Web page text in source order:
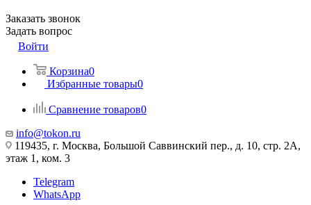
Заказать звонок
Задать вопрос
Войти
Корзина0
Избранные товары0
Сравнение товаров0
info@tokon.ru
119435, г. Москва, Большой Саввинский пер., д. 10, стр. 2А,
этаж 1, ком. 3
Telegram
WhatsApp